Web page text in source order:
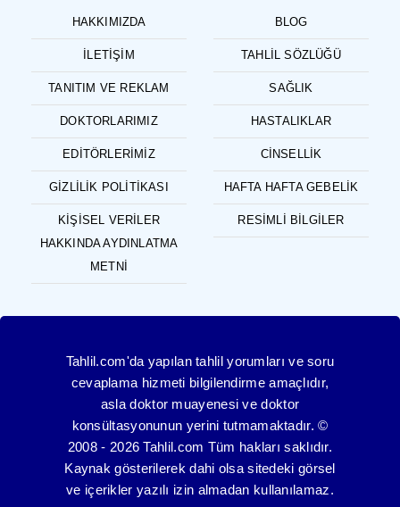
HAKKIMIZDA
İLETIŞIM
TANITIM VE REKLAM
DOKTORLARIMIZ
EDITÖRLERIMIZ
GIZLILIK POLITIKASI
KIŞISEL VERILER
HAKKINDA AYDINLATMA
METNI
BLOG
TAHLIL SÖZLÜĞÜ
SAĞLIK
HASTALIKLAR
CINSELLIK
HAFTA HAFTA GEBELIK
RESIMLI BILGILER
Tahlil.com'da yapılan tahlil yorumları ve soru
cevaplama hizmeti bilgilendirme amaçlıdır,
asla doktor muayenesi ve doktor
konsültasyonunun yerini tutmamaktadır. ©
2008 - 2026 Tahlil.com Tüm hakları saklıdır.
Kaynak gösterilerek dahi olsa sitedeki görsel
ve içerikler yazılı izin almadan kullanılamaz.